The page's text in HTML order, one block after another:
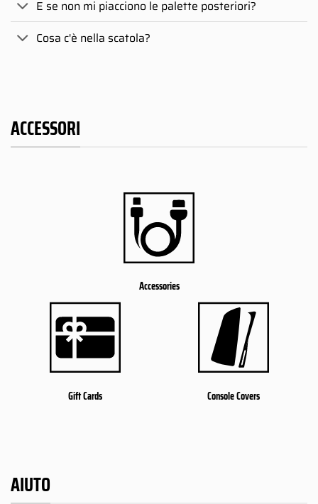
E se non mi piacciono le palette posteriori?
Cosa c'è nella scatola?
ACCESSORI
Accessories
Gift Cards Console Covers
AIUTO